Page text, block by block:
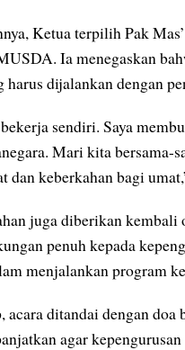
Ketua terpilih Pak
Ia menegaskan
harus dijalankan dengan
sendiri. Saya
Mari kita bersama-
dan keberkahan bagi
juga diberikan
penuh kepada
menjalankan program
acara ditandai dengan
agar